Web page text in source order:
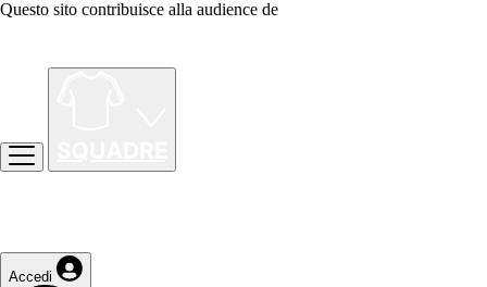
Questo sito contribuisce alla audience de
Accedi